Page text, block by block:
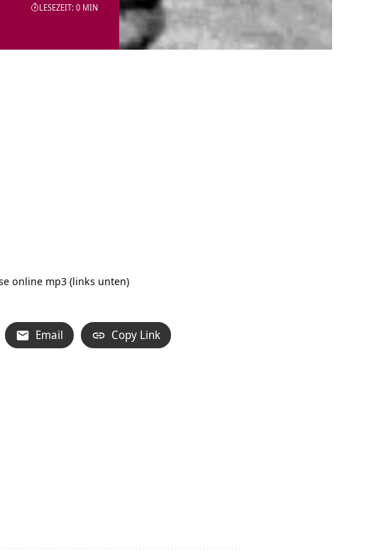
LESEZEIT: 0 MIN
online mp3 (links unten)
Email Copy Link